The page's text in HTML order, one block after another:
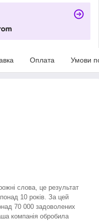
Оплата Умови
слова, це результат
10 років. За цей
70 000 задоволених
компанія обробила